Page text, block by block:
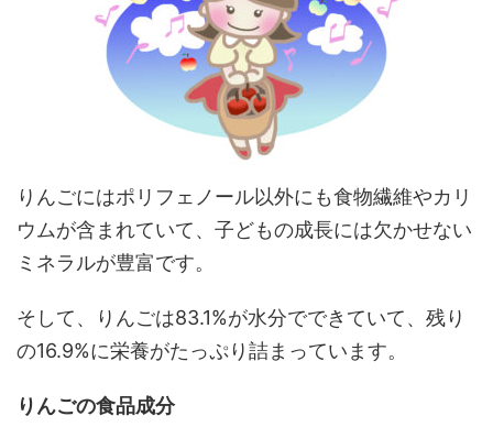
りんごにはポリフェノール以外にも食物繊維やカリ
ウムが含まれていて、子どもの成長には欠かせない
ミネラルが豊富です。
そして、りんごは83.1%が水分でできていて、残り
の16.9%に栄養がたっぷり詰まっています。
りんごの食品成分